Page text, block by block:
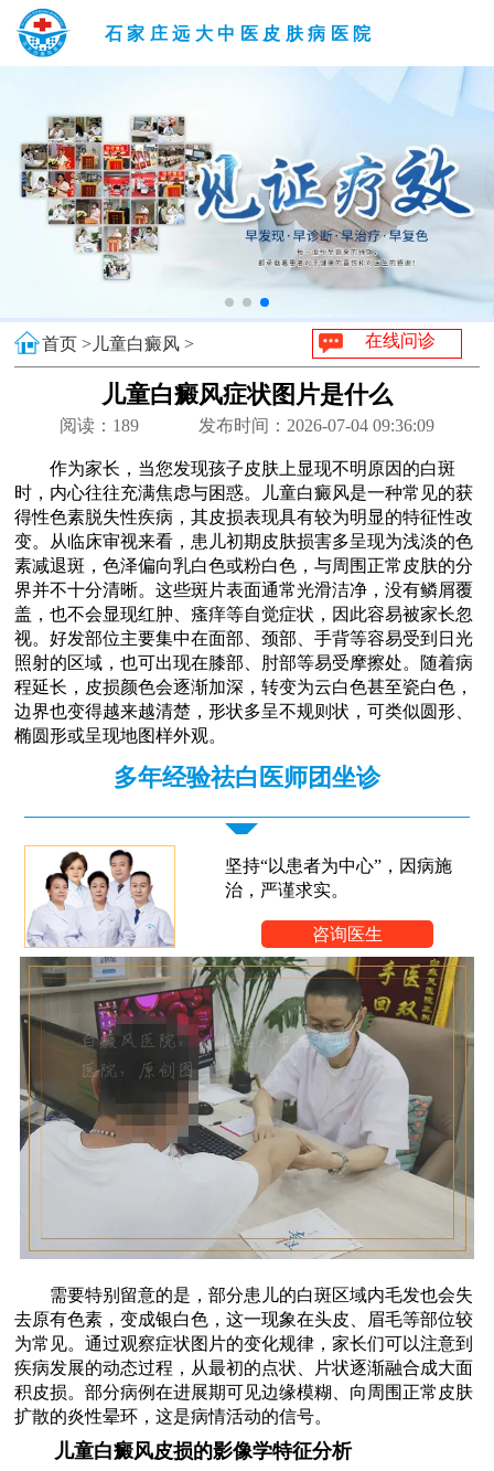
石家庄远大中医皮肤病医院
首页 > 儿童白癜风 > 在线问诊
儿童白癜风症状图片是什么
阅读： 189 发布时间：2026-07-04 09:36:09
作为家长，当您发现孩子皮肤上显现不明原因的白斑
时，内心往往充满焦虑与困惑。儿童白癜风是一种常见的获
得性色素脱失性疾病，其皮损表现具有较为明显的特征性改
变。从临床审视来看，患儿初期皮肤损害多呈现为浅淡的色
素减退斑，色泽偏向乳白色或粉白色，与周围正常皮肤的分
界并不十分清晰。这些斑片表面通常光滑洁净，没有鳞屑覆
盖，也不会显现红肿、瘙痒等自觉症状，因此容易被家长忽
视。好发部位主要集中在面部、颈部、手背等容易受到日光
照射的区域，也可出现在膝部、肘部等易受摩擦处。随着病
程延长，皮损颜色会逐渐加深，转变为云白色甚至瓷白色，
边界也变得越来越清楚，形状多呈不规则状，可类似圆形、
椭圆形或呈现地图样外观。
多年经验祛白医师团坐诊
坚持“以患者为中心”，因病施
治，严谨求实。
咨询医生
需要特别留意的是，部分患儿的白斑区域内毛发也会失
去原有色素，变成银白色，这一现象在头皮、眉毛等部位较
为常见。通过观察症状图片的变化规律，家长们可以注意到
疾病发展的动态过程，从最初的点状、片状逐渐融合成大面
积皮损。部分病例在进展期可见边缘模糊、向周围正常皮肤
扩散的炎性晕环，这是病情活动的信号。
儿童白癜风皮损的影像学特征分析